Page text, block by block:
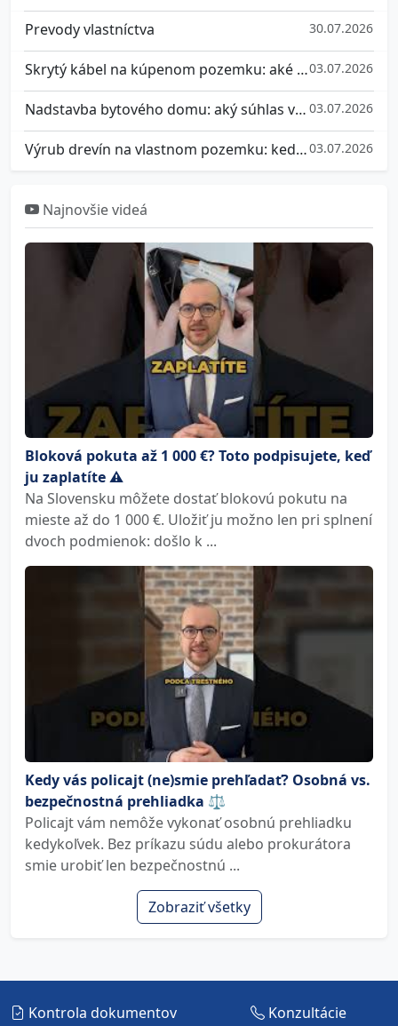
Prevody vlastníctva 30.07.2026
Skrytý kábel na kúpenom pozemku: aké máte práva a ako sa brániť03.07.2026
Nadstavba bytového domu: aký súhlas vlastníkov potrebujete a ako sa brániť, ak nesúhlasíte 03.07.2026
Výrub drevín na vlastnom pozemku: kedy potrebujete súhlas a aké pokuty hrozia za nepovolený výrub stromu03.07.2026
Najnovšie videá
Bloková pokuta až 1 000 €? Toto podpisujete, keď
ju zaplatíte ⚠️
Na Slovensku môžete dostať blokovú pokutu na
mieste až do 1 000 €. Uložiť ju možno len pri splnení
dvoch podmienok: došlo k ...
Kedy vás policajt (ne)smie prehľadať? Osobná vs.
bezpečnostná prehliadka ⚖️
Policajt vám nemôže vykonať osobnú prehliadku
kedykoľvek. Bez príkazu súdu alebo prokurátora
smie urobiť len bezpečnostnú ...
Zobraziť všetky
Kontrola dokumentov
Konzultácie